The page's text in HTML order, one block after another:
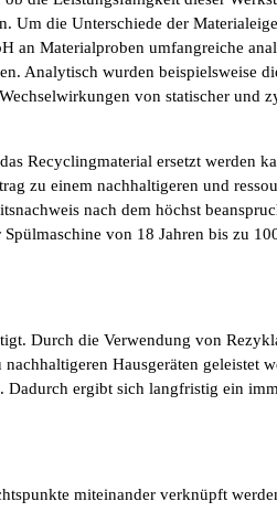
Um die Unterschiede der
an Materialproben umfangreiche
Analytisch wurden beispielsweise
von statischer und
Recyclingmaterial ersetzt werden
zu einem nachhaltigeren und
nach dem höchst
von 18 Jahren bis zu
Durch die Verwendung von
Hausgeräten geleistet
ergibt sich langfristig ein
miteinander verknüpft